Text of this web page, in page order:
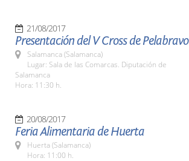
21/08/2017
Presentación del V Cross de Pelabravo
Salamanca (Salamanca)
Lugar: Sala de las Comarcas. Diputación de
Salamanca
Hora: 11:30 h.
20/08/2017
Feria Alimentaria de Huerta
Huerta (Salamanca)
Hora: 11:00 h.